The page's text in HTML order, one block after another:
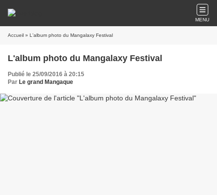
MENU
Accueil » L'album photo du Mangalaxy Festival
L'album photo du Mangalaxy Festival
Publié le 25/09/2016 à 20:15
Par Le grand Mangaque